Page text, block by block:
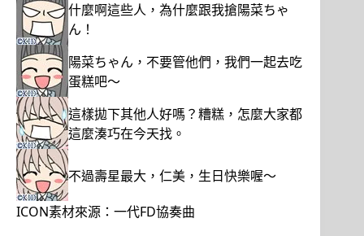
什麼啊這些人，為什麼跟我搶陽菜ちゃ
ん！
陽菜ちゃん，不要管他們，我們一起去吃
蛋糕吧～
這樣拋下其他人好嗎？糟糕，怎麼大家都
這麼湊巧在今天找。
不過壽星最大，仁美，生日快樂喔～
ICON素材來源：一代FD協奏曲